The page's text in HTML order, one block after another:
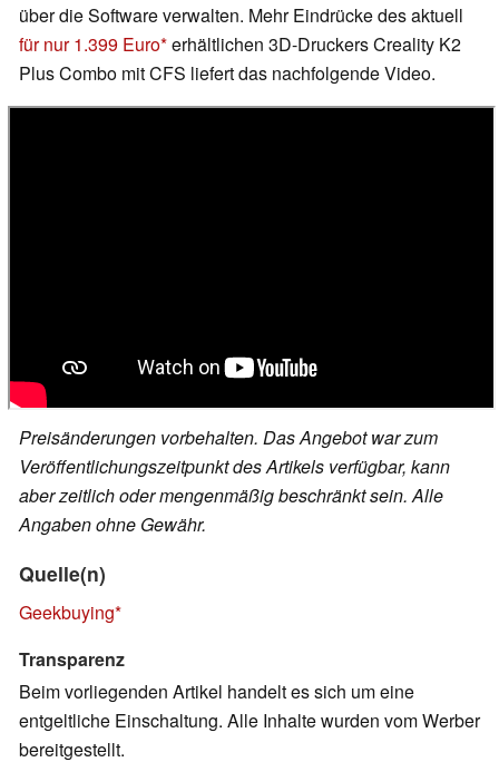
über die Software verwalten. Mehr Eindrücke des aktuell
für nur 1.399 Euro erhältlichen 3D-Druckers Creality K2
Plus Combo mit CFS liefert das nachfolgende Video.
Preisänderungen vorbehalten. Das Angebot war zum
Veröffentlichungszeitpunkt des Artikels verfügbar, kann
aber zeitlich oder mengenmäßig beschränkt sein. Alle
Angaben ohne Gewähr.
Quelle(n)
Geekbuying
Transparenz
Beim vorliegenden Artikel handelt es sich um eine
entgeltliche Einschaltung. Alle Inhalte wurden vom Werber
bereitgestellt.